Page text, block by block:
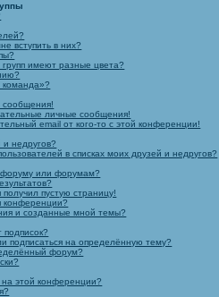
вступить в них?
имеют разные цвета?
сообщения!
личные сообщения!
email от кого-то с этой конференции!
и недругов?
в списках моих друзей и недругов?
форуму или форумам?
пустую страницу!
конференции?
и созданные мной темы?
подписок?
подписаться на определённую тему?
форум?
этой конференции?